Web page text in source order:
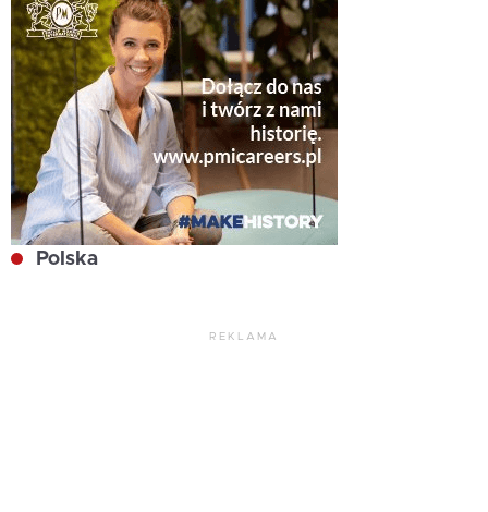
Polska
REKLAMA